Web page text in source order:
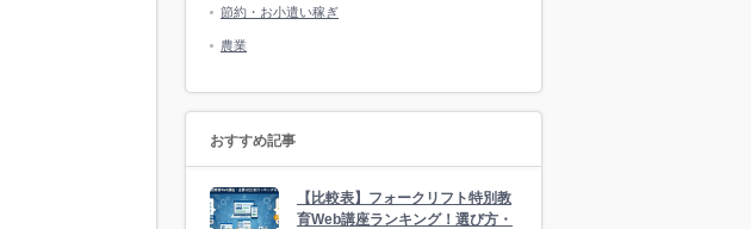
節約・お小遣い稼ぎ
農業
おすすめ記事
【比較表】フォークリフト特別教
育Web講座ランキング！選び方・